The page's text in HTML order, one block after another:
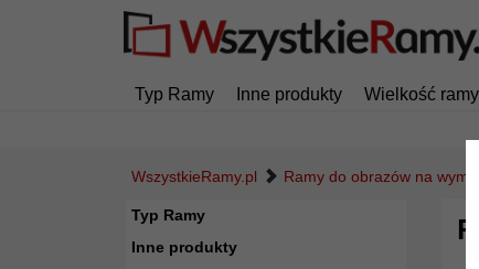
Typ Ramy Inne produkty Wielkość ramy
WszystkieRamy.pl Ramy do obrazów na wymiar
Typ Ramy
Inne produkty